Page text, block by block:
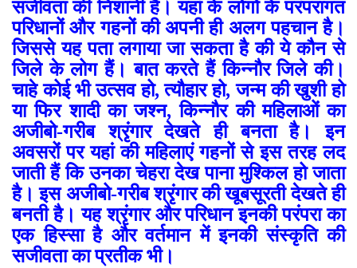
सजीवता की निशानी हैं। यहां के लोगों के परंपरागत
परिधानों और गहनों की अपनी ही अलग पहचान है।
जिससे यह पता लगाया जा सकता है की ये कौन से
जिले के लोग हैं। बात करते हैं किन्नौर जिले की।
चाहे कोई भी उत्सव हो, त्यौहार हो, जन्म की खुशी हो
या फिर शादी का जश्न, किन्नौर की महिलाओं का
अजीबो-गरीब श्रृंगार देखते ही बनता है। इन
अवसरों पर यहां की महिलाएं गहनों से इस तरह लद
जाती हैं कि उनका चेहरा देख पाना मुश्किल हो जाता
है। इस अजीबो-गरीब श्रृंगार की खूबसूरती देखते ही
बनती है। यह श्रृंगार और परिधान इनकी परंपरा का
एक हिस्सा है और वर्तमान में इनकी संस्कृति की
सजीवता का प्रतीक भी।